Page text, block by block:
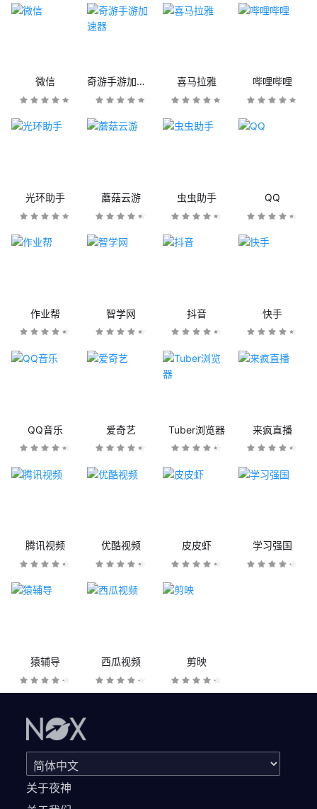
微信 奇游手游加速器 喜马拉雅 哔哩哔哩
光环助手 蘑菇云游 虫虫助手 QQ
作业帮 智学网 抖音 快手
QQ音乐 爱奇艺 Tuber浏览器 来疯直播
腾讯视频 优酷视频 皮皮虾 学习强国
猿辅导 西瓜视频 剪映
关于夜神